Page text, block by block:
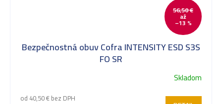
56,50 €
až
–13 %
Bezpečnostná obuv Cofra INTENSITY ESD S3S
FO SR
Skladom
od 40,50 € bez DPH